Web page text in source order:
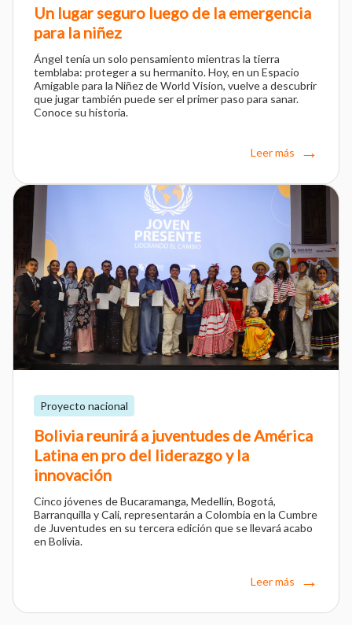
Un lugar seguro luego de la emergencia
para la niñez
Ángel tenía un solo pensamiento mientras la tierra
temblaba: proteger a su hermanito. Hoy, en un Espacio
Amigable para la Niñez de World Vision, vuelve a descubrir
que jugar también puede ser el primer paso para sanar.
Conoce su historia.
Leer más
Proyecto nacional
Bolivia reunirá a juventudes de América
Latina en pro del liderazgo y la
innovación
Cinco jóvenes de Bucaramanga, Medellín, Bogotá,
Barranquilla y Cali, representarán a Colombia en la Cumbre
de Juventudes en su tercera edición que se llevará acabo
en Bolivia.
Leer más